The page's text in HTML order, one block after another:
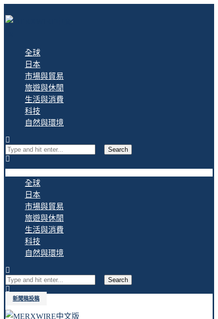
全球
日本
市場與貿易
旅遊與休閒
生活與消費
科技
自然與環境
Search
全球
日本
市場與貿易
旅遊與休閒
生活與消費
科技
自然與環境
Search
新聞稿投稿